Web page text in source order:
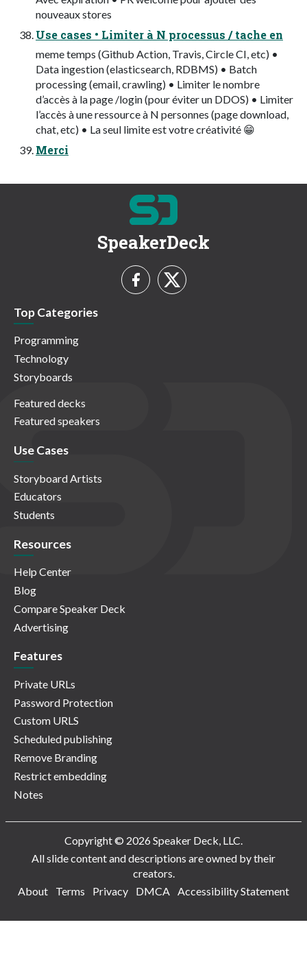
nouveaux stores
Use cases • Limiter à N processus / tache en
meme temps (Github Action, Travis, Circle CI, etc) •
Data ingestion (elasticsearch, RDBMS) • Batch
processing (email, crawling) • Limiter le nombre
d’accès à la page /login (pour éviter un DDOS) • Limiter
l’accès à une ressource à N personnes (page download,
chat, etc) • La seul limite est votre créativité 😁
Merci
SpeakerDeck
Top Categories
Programming
Technology
Storyboards
Featured decks
Featured speakers
Use Cases
Storyboard Artists
Educators
Students
Resources
Help Center
Blog
Compare Speaker Deck
Advertising
Features
Private URLs
Password Protection
Custom URLS
Scheduled publishing
Remove Branding
Restrict embedding
Notes
Copyright © 2026 Speaker Deck, LLC.
All slide content and descriptions are owned by their
creators.
About
Terms Privacy DMCA Accessibility Statement